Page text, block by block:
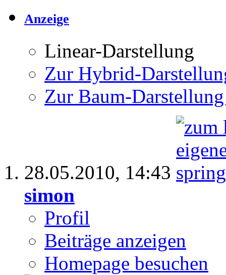
Anzeige
Linear-Darstellung
Zur Hybrid-
Zur Baum-
28.05.2010, 14:43
simon
Profil
Beiträge anzeigen
Homepage besuchen